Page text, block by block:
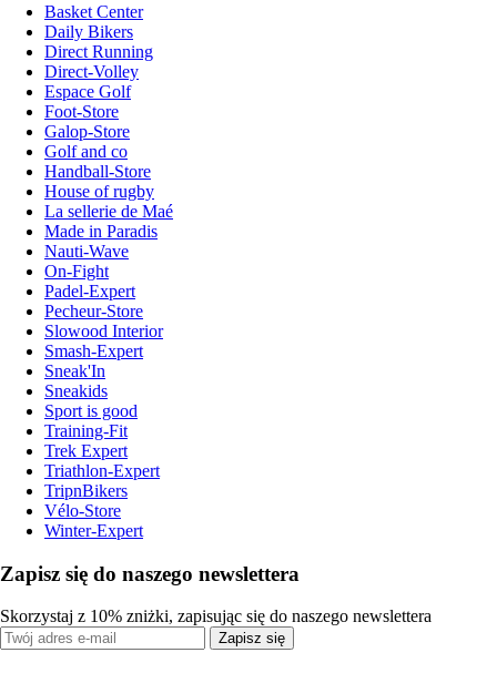
Basket Center
Daily Bikers
Direct Running
Direct-Volley
Espace Golf
Foot-Store
Galop-Store
Golf and co
Handball-Store
House of rugby
La sellerie de Maé
Made in Paradis
Nauti-Wave
On-Fight
Padel-Expert
Pecheur-Store
Slowood Interior
Smash-Expert
Sneak'In
Sneakids
Sport is good
Training-Fit
Trek Expert
Triathlon-Expert
TripnBikers
Vélo-Store
Winter-Expert
Zapisz się do naszego newslettera
Skorzystaj z 10% zniżki, zapisując się do naszego newslettera
Zapisz się